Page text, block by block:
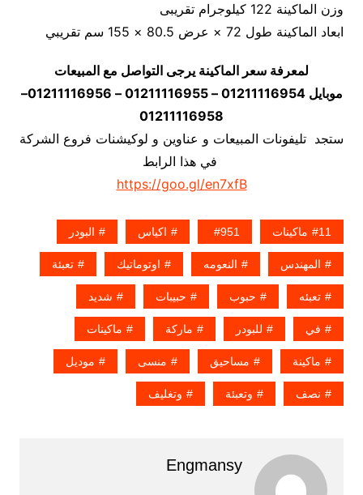
وزن الماكينة 122 كيلوجرام تقريبى
ابعاد الماكينة طول 72 × عرض 80.5 × 155 سم تقريبي
لمعرفة سعر الماكينة يرجى التواصل مع المبيعات
موبايل 01211116954 – 01211116955 – 01211116956–
01211116958
ستجد تليفونات المبيعات و عناوين و لوكيشنات فروع الشركة
في هذا الرابط
https://goo.gl/en7xfB
11ماكينات 951 اكياس البودر
المهندس النعومه اوتوماتيك تعبئة
تعبئه حبوب حبيبات شديد
في للبودر ماركة ماكينات
ماكينة مساحيق منسى موديل
نصف وتعبئة وتغليف
Engmansy